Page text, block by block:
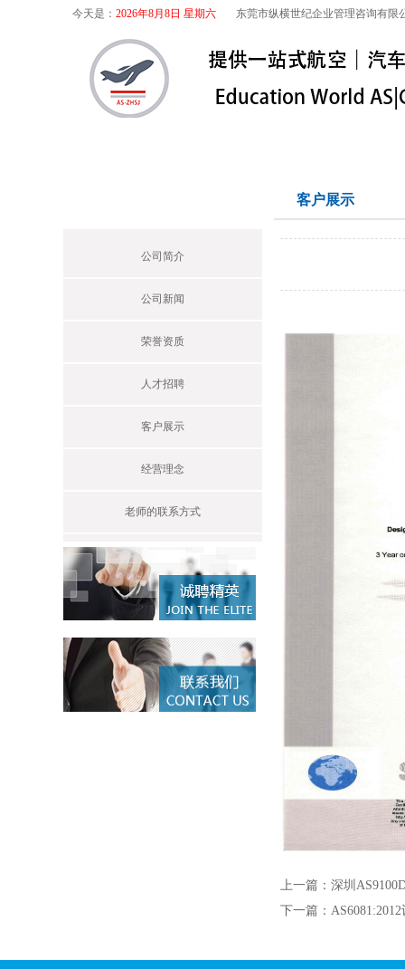
今天是： 2026年8月8日 星期六 东莞市纵横世纪企业管理咨询有限
公司简介
公司新闻
荣誉资质
人才招聘
客户展示
经营理念
老师的联系方式
客户展示
上一篇： 深圳
下一篇：